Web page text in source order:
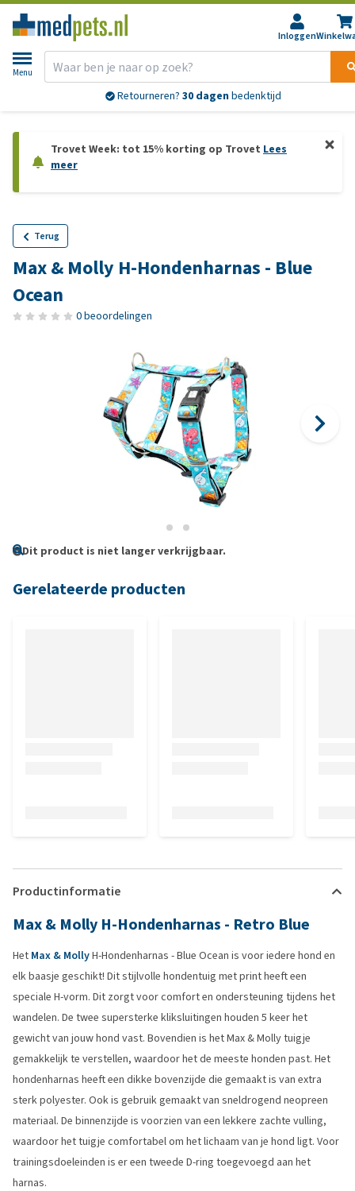
Inloggen
Menu
Retourneren? 30 dagenbedenktijd
Trovet Week: tot 15% korting op Trovet Lees
meer
Terug
Max & Molly H-Hondenharnas - Blue
Ocean
0 beoordelingen
Dit product is niet langer verkrijgbaar.
Gerelateerde producten
Productinformatie
Max & Molly H-Hondenharnas - Retro Blue
Het Max & MollyH-Hondenharnas - Blue Ocean is voor iedere hond en
elk baasje geschikt! Dit stijlvolle hondentuig met print heeft een
speciale H-vorm. Dit zorgt voor comfort en ondersteuning tijdens het
wandelen. De twee supersterke kliksluitingen houden 5 keer het
gewicht van jouw hond vast. Bovendien is het Max & Molly tuigje
gemakkelijk te verstellen, waardoor het de meeste honden past. Het
hondenharnas heeft een dikke bovenzijde die gemaakt is van extra
sterk polyester. Ook is gebruik gemaakt van sneldrogend neopreen
materiaal. De binnenzijde is voorzien van een lekkere zachte vulling,
waardoor het tuigje comfortabel om het lichaam van je hond ligt. Voor
trainingsdoeleinden is er een tweede D-ring toegevoegd aan het
harnas.